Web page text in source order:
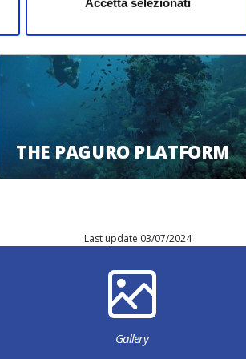
Accetta selezionati
THE PAGURO PLATFORM
Last update 03/07/2024
Gallery